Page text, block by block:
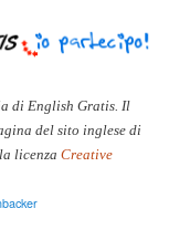
di English Gratis. Il
del sito inglese di
licenzaCreative